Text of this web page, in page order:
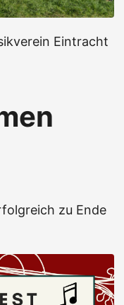
Eintracht
zu Ende